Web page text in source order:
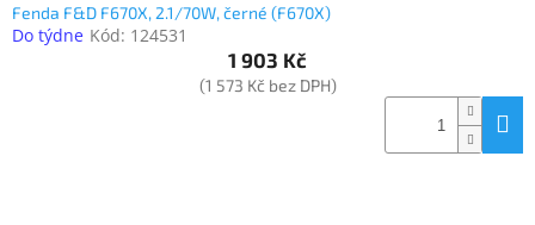
Fenda F&D F670X, 2.1/70W, černé (F670X)
Do týdne Kód: 124531
1 903 Kč
(1 573 Kč bez DPH)